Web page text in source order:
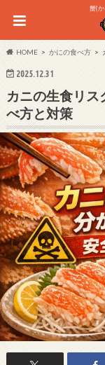
蟹(
HOME かにの食べ方
2025.12.31
カニの生食リ
べ方と対策